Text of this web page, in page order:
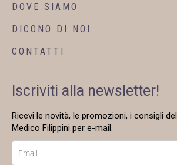
DOVE SIAMO
DICONO DI NOI
CONTATTI
Iscriviti alla newsletter!
Ricevi le novità, le promozioni, i consigli
Medico Filippini per e-mail.